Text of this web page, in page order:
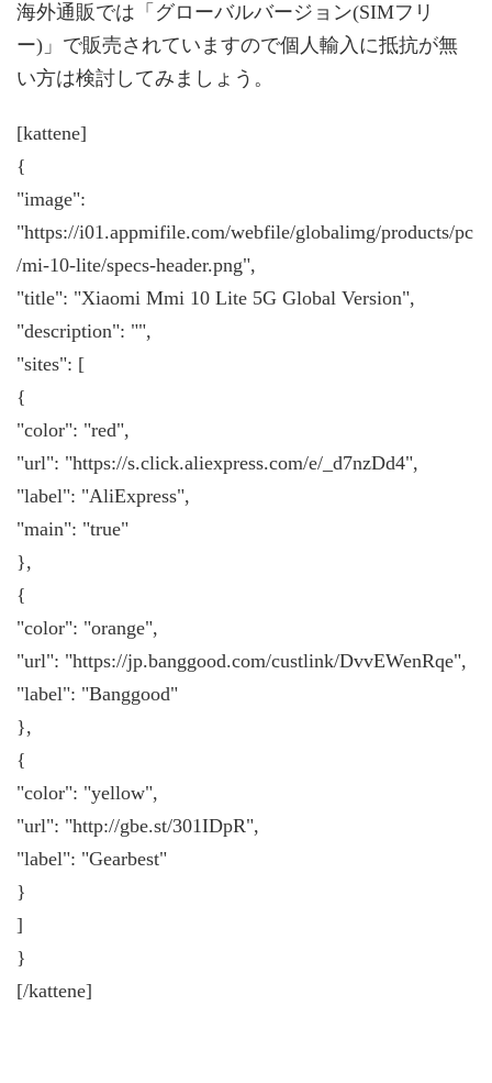
海外通販では「グローバルバージョン(SIMフリ
ー)」で販売されていますので個人輸入に抵抗が無
い方は検討してみましょう。
[kattene]
{
"image":
"https://i01.appmifile.com/webfile/globalimg/products/pc
/mi-10-lite/specs-header.png",
"title": "Xiaomi Mmi 10 Lite 5G Global Version",
"description": "",
"sites": [
{
"color": "red",
"url": "https://s.click.aliexpress.com/e/_d7nzDd4",
"label": "AliExpress",
"main": "true"
},
{
"color": "orange",
"url": "https://jp.banggood.com/custlink/DvvEWenRqe",
"label": "Banggood"
},
{
"color": "yellow",
"url": "http://gbe.st/301IDpR",
"label": "Gearbest"
}
]
}
[/kattene]